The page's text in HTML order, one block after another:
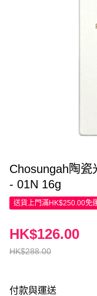
Chosungah陶瓷
- 01N 16g
送貨上門滿HK$250.00免
HK$288.00
HK$126.00
付款與運送